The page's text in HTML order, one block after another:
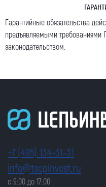
Гарантийные обязательства
предъявляемыми
законодательством.
+7 (495) 134-31-31
info@tsepinvest.ru
с 9:00 до 17:00